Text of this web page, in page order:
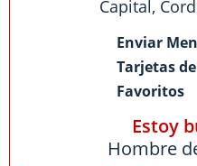
Capital ,
Enviar
Tarjetas
Favoritos
Estoy
Hombre